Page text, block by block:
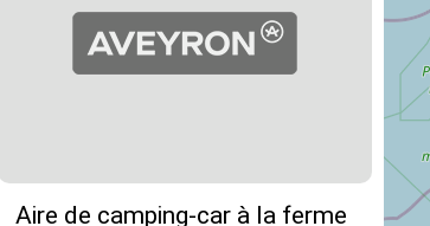
Aire de camping-car à la ferme